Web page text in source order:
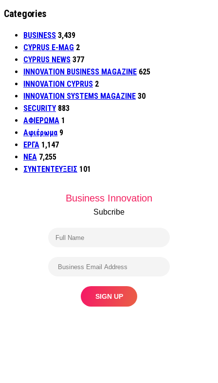
Categories
BUSINESS 3,439
CYPRUS E-MAG 2
CYPRUS NEWS 377
INNOVATION BUSINESS MAGAZINE 625
INNOVATION CYPRUS 2
INNOVATION SYSTEMS MAGAZINE 30
SECURITY 883
ΑΦΙΕΡΩΜΑ 1
Αφιέρωμα 9
ΕΡΓΑ 1,147
ΝΕΑ 7,255
ΣΥΝΤΕΝΤΕΥΞΕΙΣ 101
Business Innovation
Subcribe